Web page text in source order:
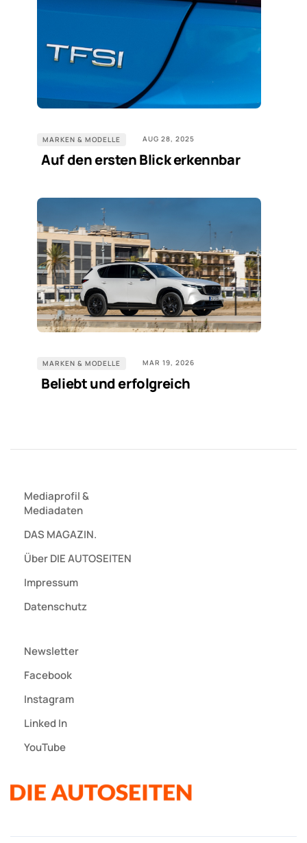
MARKEN & MODELLE AUG 28, 2025
Auf den ersten Blick erkennbar
MARKEN & MODELLE MAR 19, 2026
Beliebt und erfolgreich
Mediaprofil&
Mediadaten
DAS MAGAZIN.
Über DIE AUTOSEITEN
Impressum
Datenschutz
Newsletter
Facebook
Instagram
Linked In
YouTube